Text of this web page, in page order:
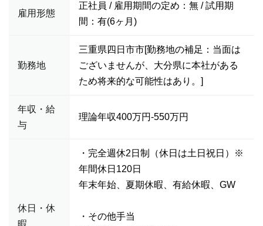
雇用形態
正社員 / 雇用期間の定め：無 / 試用期
間：有(6ヶ月)
勤務地
三重県四日市市[勤務地の補足：当面は
ございませんが、大分県に本社がある
ため将来的な可能性はあり。]
年収・給
与
理論年収400万円-550万円
休日・休
暇
・完全週休2日制（休日は土日祝日）※
年間休日120日
年末年始、夏期休暇、有給休暇、GW
・その他手当